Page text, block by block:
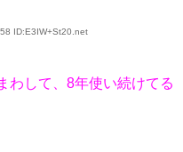
ID:E3IW+St20.net
わして、8年使い続けてる